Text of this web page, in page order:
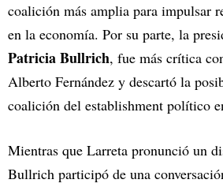
coalición más amplia para impulsar
en la economía. Por su parte, la
Patricia Bullrich, fue más crítica
Alberto Fernández y descartó la
coalición del establishment político
Mientras que Larreta pronunció un
Bullrich participó de una